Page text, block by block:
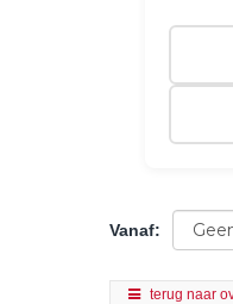
Vanaf:
terug naar